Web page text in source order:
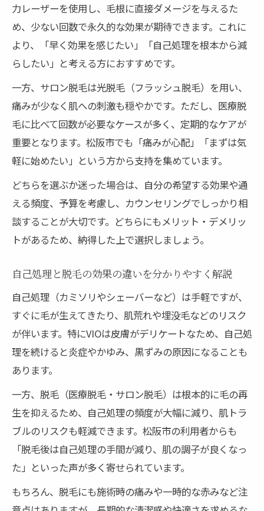
力レーザーを使用し、毛根に直接ダメージを与えるた
め、少ない回数で永久的な効果が期待できます。これに
より、「早く効果を感じたい」「自己処理を根本から減
らしたい」と考える方におすすめです。
一方、サロン脱毛は光脱毛（フラッシュ脱毛）を用い、
痛みが少なく肌への刺激も穏やかです。ただし、医療脱
毛に比べて回数が必要なケースが多く、定期的なケアが
重要となります。松阪市でも「痛みが心配」「まずは気
軽に始めたい」という方から支持を集めています。
どちらを選ぶか迷った場合は、自分の希望する効果や通
える頻度、予算を考慮し、カウンセリングでしっかり相
談することが大切です。どちらにもメリット・デメリッ
トがあるため、納得した上で選択しましょう。
自己処理と脱毛の効果の違いを分かりやすく解説
自己処理（カミソリやシェーバーなど）は手軽ですが、
すぐに毛が生えてきたり、肌荒れや埋没毛などのリスク
が伴います。特にVIOは皮膚がデリケートなため、自己処
理を続けると炎症やかゆみ、黒ずみの原因になることも
あります。
一方、脱毛（医療脱毛・サロン脱毛）は根本的に毛の再
生を抑えるため、自己処理の頻度が大幅に減り、肌トラ
ブルのリスクも軽減できます。松阪市の利用者からも
「脱毛後は自己処理の手間が減り、肌の調子が良くなっ
た」といった声が多く寄せられています。
もちろん、脱毛にも施術時の痛みや一時的な赤みなど注